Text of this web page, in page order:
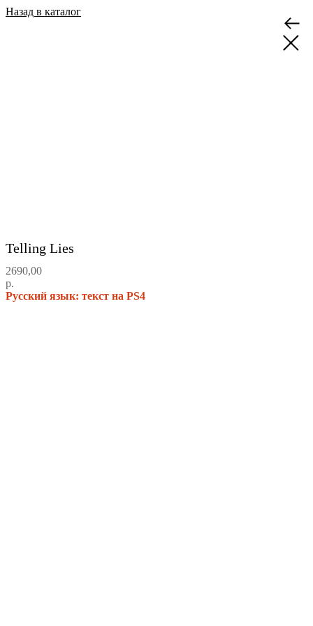
Назад в каталог
Telling Lies
2690,00
р.
Русский язык: текст на PS4